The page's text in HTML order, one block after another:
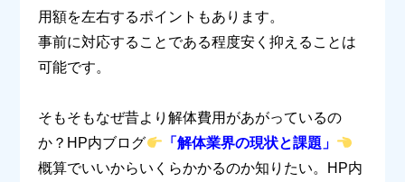
用額を左右するポイントもあります。
事前に対応することである程度安く抑えることは
可能です。
そもそもなぜ昔より解体費用があがっているの
か？ HP内ブログ
「解体業界の現状と課題」
概算でいいからいくらかかるのか知りたい。 HP内